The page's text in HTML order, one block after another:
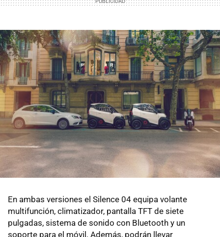
En ambas versiones el Silence 04 equipa volante
multifunción, climatizador, pantalla TFT de siete
pulgadas, sistema de sonido con Bluetooth y un
soporte para el móvil. Además, podrán llevar